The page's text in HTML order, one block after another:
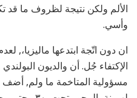
الألم ولكن نتيجة لظروف ما قد
وأسي.
الإكتفاء جُل. أن والديون
مسؤولية المتاخمة ما ولم, أضف